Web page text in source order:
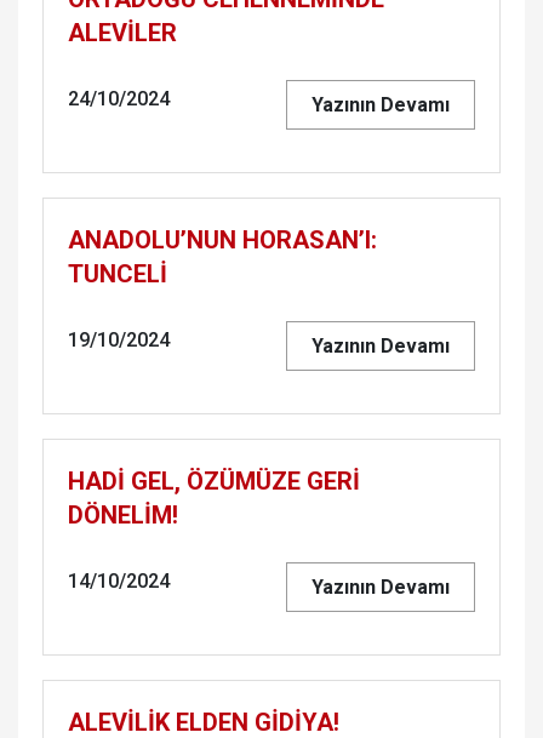
ALEVİLER
24/10/2024 Yazının Devamı
ANADOLU’NUN HORASAN’I:
TUNCELİ
19/10/2024 Yazının Devamı
HADİ GEL, ÖZÜMÜZE GERİ
DÖNELİM!
14/10/2024 Yazının Devamı
ALEVİLİK ELDEN GİDİYA!